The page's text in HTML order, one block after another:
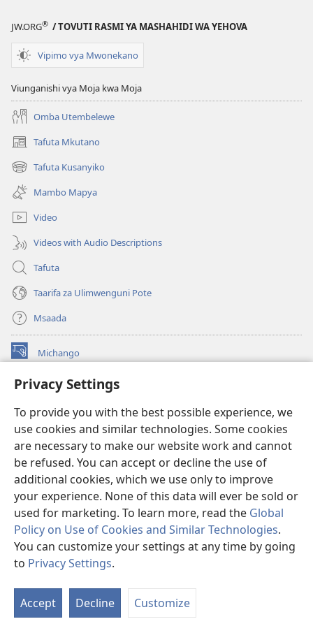
Privacy Settings
To provide you with the best possible experience, we
use cookies and similar technologies. Some cookies
are necessary to make our website work and cannot
be refused. You can accept or decline the use of
additional cookies, which we use only to improve
your experience. None of this data will ever be sold or
used for marketing. To learn more, read the Global
Policy on Use of Cookies and Similar Technologies.
You can customize your settings at any time by going
to Privacy Settings.
Accept Decline Customize
LA
LA
JW.ORG® / TOVUTI RASMI YA MASHAHIDI WA YEHOVA
Vipimo vya Mwonekano
Viunganishi vya Moja kwa Moja
Omba Utembelewe
Tafuta Mkutano
(opens
new
window)
Tafuta Kusanyiko
(opens
new
window)
Mambo Mapya
Video
Videos with Audio Descriptions
Tafuta
Taarifa za Ulimwenguni Pote
Msaada
Michango
(opens
window)Watchtower MAKTABA KWENYE MTANDAO™
new
window)JW Hub ®
(opens
new
window)
®
Watchtower Library
Copyright
© 2026 Watch Tower Bible and Tract Society of Pennsylvania.
MASHARTI YA MATUMIZI